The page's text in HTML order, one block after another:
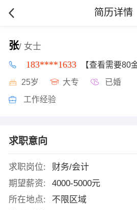
简历详情
张/ 女士
183****1633 【查看需要80
25岁 大专 已婚
工作经验
求职意向
求职岗位:
财务/会计
期望薪资:
4000-5000元
所在地点:
不限区域